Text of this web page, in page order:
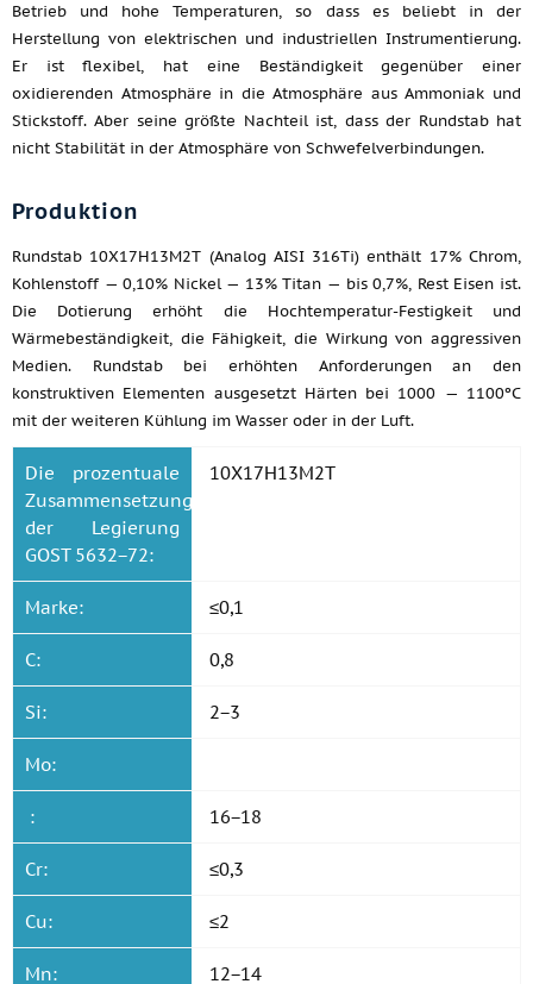
Betrieb und hohe Temperaturen, so dass es beliebt in der
Herstellung von elektrischen und industriellen Instrumentierung.
Er ist flexibel, hat eine Beständigkeit gegenüber einer
oxidierenden Atmosphäre in die Atmosphäre aus Ammoniak und
Stickstoff. Aber seine größte Nachteil ist, dass der Rundstab hat
nicht Stabilität in der Atmosphäre von Schwefelverbindungen.
Produktion
Rundstab 10Х17Н13М2Т (Analog AISI 316Ti) enthält 17% Chrom,
Kohlenstoff — 0,10% Nickel — 13% Titan — bis 0,7%, Rest Eisen ist.
Die Dotierung erhöht die Hochtemperatur-Festigkeit und
Wärmebeständigkeit, die Fähigkeit, die Wirkung von aggressiven
Medien. Rundstab bei erhöhten Anforderungen an den
konstruktiven Elementen ausgesetzt Härten bei 1000 — 1100ºС
mit der weiteren Kühlung im Wasser oder in der Luft.
Die prozentuale
Zusammensetzung
der Legierung
GOST 5632−72:
10Х17Н13М2Т
Marke: ≤0,1
C: 0,8
Si: 2−3
Mo:
: 16−18
Cr: ≤0,3
Cu: ≤2
Mn: 12−14